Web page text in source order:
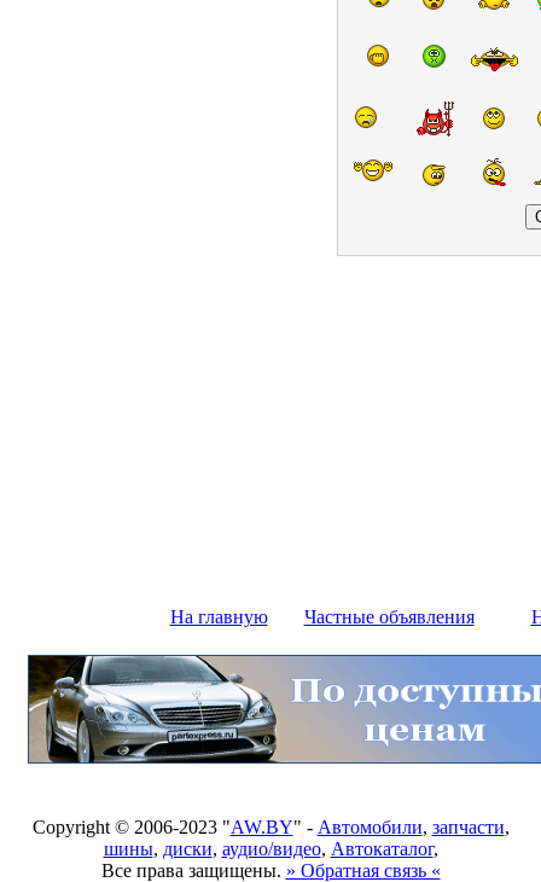
На главную Частные объявления
Copyright © 2006-2023 "AW.BY" - Автомобили, запчасти,
шины, диски, аудио/видео, Автокаталог,
Все права защищены. » Обратная связь «